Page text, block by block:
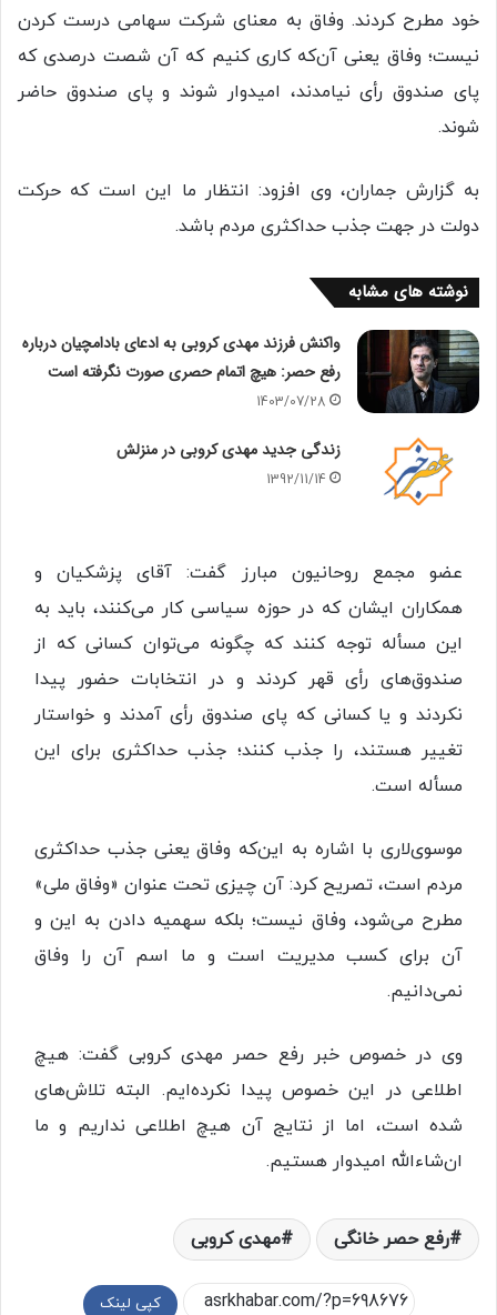
خود مطرح کردند. وفاق به معنای شرکت سهامی درست کردن
نیست؛ وفاق یعنی آن‌که کاری کنیم که آن شصت درصدی که
پای صندوق رأی نیامدند، امیدوار شوند و پای صندوق حاضر
شوند.
به گزارش جماران، وی افزود: انتظار ما این است که حرکت
دولت در جهت جذب حداکثری مردم باشد.
نوشته های مشابه
واکنش فرزند مهدی کروبی به ادعای بادامچیان درباره
رفع حصر: هیچ اتمام حصری صورت نگرفته است
1403/07/28
زندگی جدید مهدی کروبی در منزلش
1392/11/14
عضو مجمع روحانیون مبارز گفت: آقای پزشکیان و
همکاران ایشان که در حوزه سیاسی کار می‌کنند، باید به
این مسأله توجه کنند که چگونه می‌توان کسانی که از
صندوق‌های رأی قهر کردند و در انتخابات حضور پیدا
نکردند و یا کسانی که پای صندوق رأی آمدند و خواستار
تغییر هستند، را جذب کنند؛ جذب حداکثری برای این
مسأله است.
موسوی‌لاری با اشاره به این‌که وفاق یعنی جذب حداکثری
مردم است، تصریح کرد: آن چیزی تحت عنوان «وفاق ملی»
مطرح می‌شود، وفاق نیست؛ بلکه سهمیه دادن به این و
آن برای کسب مدیریت است و ما اسم آن را وفاق
نمی‌دانیم.
وی در خصوص خبر رفع حصر مهدی کروبی گفت: هیچ
اطلاعی در این خصوص پیدا نکرده‌ایم. البته تلاش‌های
شده است، اما از نتایج آن هیچ اطلاعی نداریم و ما
ان‌شاءالله امیدوار هستیم.
رفع حصر خانگی مهدی کروبی
کپی لینک